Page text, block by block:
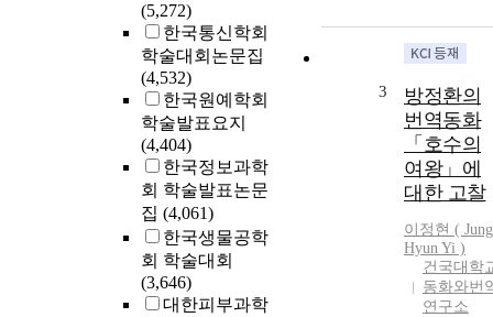
(5,272)
한국통신학회
학술대회논문집
(4,532)
한국원예학회
학술발표요지
(4,404)
한국정보과학
회 학술발표논문
집 (4,061)
한국생물공학
회 학술대회
(3,646)
대한피부과학
3
방정환의
번역동화
「호수의
여왕」에
대한 고찰
이정현 ( Jung
Hyun Yi )
건국대학
동화와번
연구소